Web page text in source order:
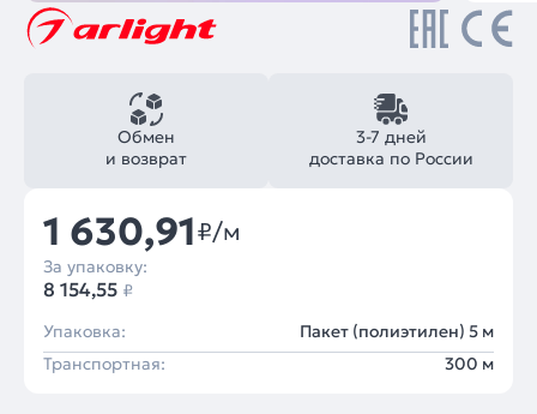
3-7 дней
доставка по России
Обмен
и возврат
1 630,91₽/м
За упаковку:
8 154,55 ₽
Упаковка:
Пакет (полиэтилен) 5 м
Транспортная:
300 м